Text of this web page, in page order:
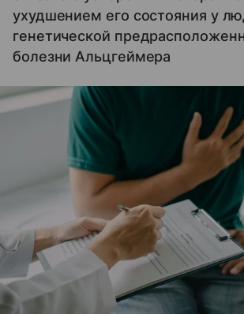
ухудшением его состояния у
генетической
болезни Альцгеймера